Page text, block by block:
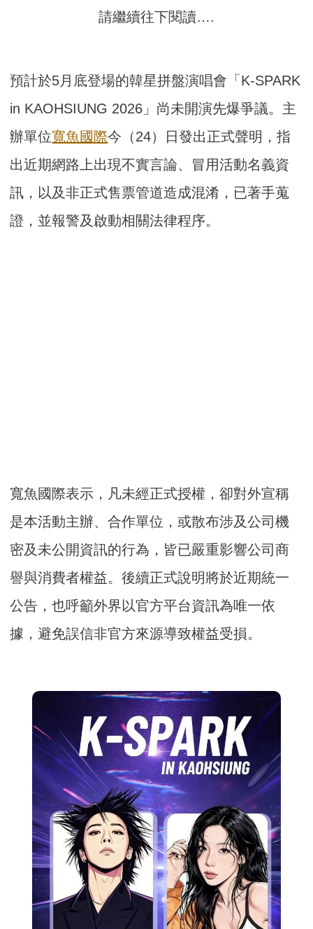
請繼續往下閱讀….
預計於5月底登場的韓星拼盤演唱會「K-SPARK
in KAOHSIUNG 2026」尚未開演先爆爭議。主
辦單位寬魚國際今（24）日發出正式聲明，指
出近期網路上出現不實言論、冒用活動名義資
訊，以及非正式售票管道造成混淆，已著手蒐
證，並報警及啟動相關法律程序。
寬魚國際表示，凡未經正式授權，卻對外宣稱
是本活動主辦、合作單位，或散布涉及公司機
密及未公開資訊的行為，皆已嚴重影響公司商
譽與消費者權益。後續正式說明將於近期統一
公告，也呼籲外界以官方平台資訊為唯一依
據，避免誤信非官方來源導致權益受損。